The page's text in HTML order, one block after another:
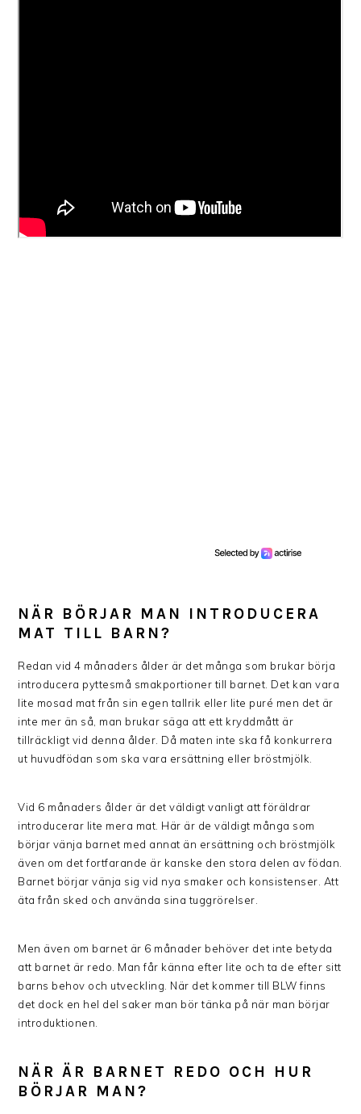
NÄR BÖRJAR MAN INTRODUCERA
MAT TILL BARN?
Redan vid 4 månaders ålder är det många som brukar börja
introducera pyttesmå smakportioner till barnet. Det kan vara
lite mosad mat från sin egen tallrik eller lite puré men det är
inte mer än så, man brukar säga att ett kryddmått är
tillräckligt vid denna ålder. Då maten inte ska få konkurrera
ut huvudfödan som ska vara ersättning eller bröstmjölk.
Vid 6 månaders ålder är det väldigt vanligt att föräldrar
introducerar lite mera mat. Här är de väldigt många som
börjar vänja barnet med annat än ersättning och bröstmjölk
även om det fortfarande är kanske den stora delen av födan.
Barnet börjar vänja sig vid nya smaker och konsistenser. Att
äta från sked och använda sina tuggrörelser.
Men även om barnet är 6 månader behöver det inte betyda
att barnet är redo. Man får känna efter lite och ta de efter sitt
barns behov och utveckling. När det kommer till BLW finns
det dock en hel del saker man bör tänka på när man börjar
introduktionen.
NÄR ÄR BARNET REDO OCH HUR
BÖRJAR MAN?